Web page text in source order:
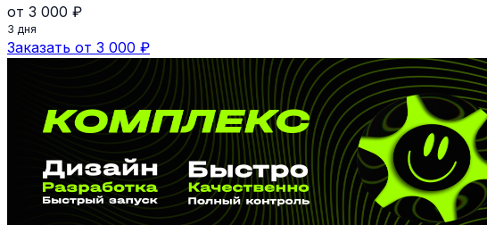
от 3 000 ₽
3 дня
Заказать от 3 000 ₽